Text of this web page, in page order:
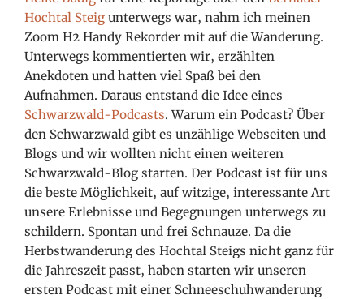
Hochtal Steig unterwegs war, nahm ich meinen
Zoom H2 Handy Rekorder mit auf die Wanderung.
Unterwegs kommentierten wir, erzählten
Anekdoten und hatten viel Spaß bei den
Aufnahmen. Daraus entstand die Idee eines
Schwarzwald-Podcasts. Warum ein Podcast? Über
den Schwarzwald gibt es unzählige Webseiten und
Blogs und wir wollten nicht einen weiteren
Schwarzwald-Blog starten. Der Podcast ist für uns
die beste Möglichkeit, auf witzige, interessante Art
unsere Erlebnisse und Begegnungen unterwegs zu
schildern. Spontan und frei Schnauze. Da die
Herbstwanderung des Hochtal Steigs nicht ganz für
die Jahreszeit passt, haben starten wir unseren
ersten Podcast mit einer Schneeschuhwanderung